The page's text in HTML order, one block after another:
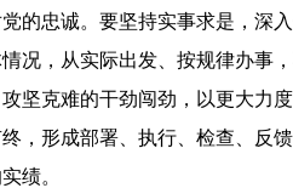
的忠诚。要坚持实事求是，深
况，从实际出发、按规律办事
克难的干劲闯劲，以更大力
，形成部署、执行、检查、反
绩。